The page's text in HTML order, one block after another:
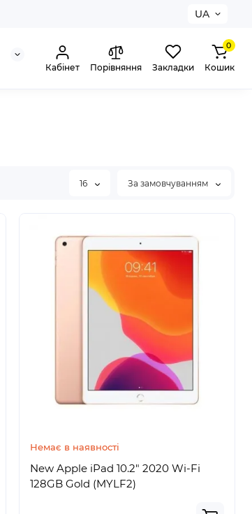
UA
Кабінет Порівняння Закладки
0
Кошик
16 За замовчуванням
Немає в наявності
New Apple iPad 10.2" 2020 Wi-Fi
128GB Gold (MYLF2)